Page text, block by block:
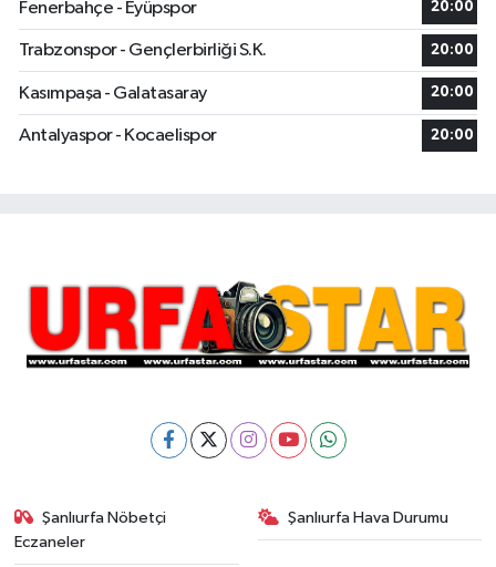
Fenerbahçe - Eyüpspor 20:00
Trabzonspor - Gençlerbirliği S.K. 20:00
Kasımpaşa - Galatasaray 20:00
Antalyaspor - Kocaelispor 20:00
Şanlıurfa Nöbetçi
Eczaneler
Şanlıurfa Hava Durumu